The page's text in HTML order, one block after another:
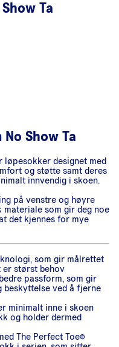
Ta
Show Ta
løpesokker designet med
og støtte samt deres
innvendig i skoen.
på venstre og høyre
som gir deg noe
det kjennes for mye
som gir målrettet
er størst behov
passform, som gir
beskyttelse ved å fjerne
minimalt inne i skoen
og holder dermed
The Perfect Toe®